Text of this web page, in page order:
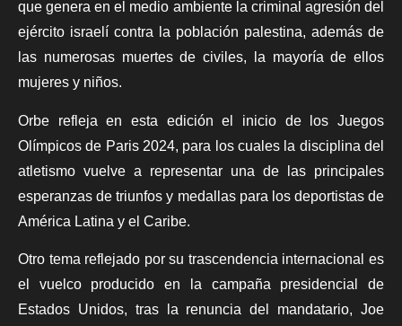
que genera en el medio ambiente la criminal agresión del
ejército israelí contra la población palestina, además de
las numerosas muertes de civiles, la mayoría de ellos
mujeres y niños.
Orbe refleja en esta edición el inicio de los Juegos
Olímpicos de Paris 2024, para los cuales la disciplina del
atletismo vuelve a representar una de las principales
esperanzas de triunfos y medallas para los deportistas de
América Latina y el Caribe.
Otro tema reflejado por su trascendencia internacional es
el vuelco producido en la campaña presidencial de
Estados Unidos, tras la renuncia del mandatario, Joe